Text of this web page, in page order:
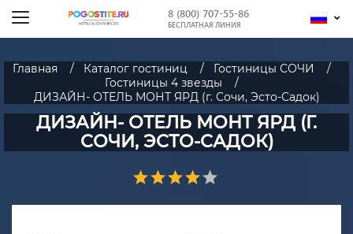
8 (800) 707-55-86
БЕСПЛАТНАЯ ЛИНИЯ
Главная Каталог гостиниц
Гостиницы СОЧИ
Гостиницы 4 звезды
ДИЗАЙН- ОТЕЛЬ МОНТ ЯРД (г. Сочи, Эсто-Садок)
ДИЗАЙН- ОТЕЛЬ МОНТ ЯРД (Г.
СОЧИ, ЭСТО-САДОК)